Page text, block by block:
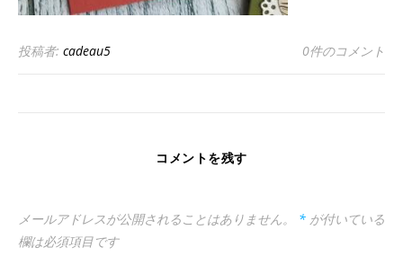
投稿者: cadeau5 0件のコメント
コメントを残す
メールアドレスが公開されることはありません。 * が付いている
欄は必須項目です